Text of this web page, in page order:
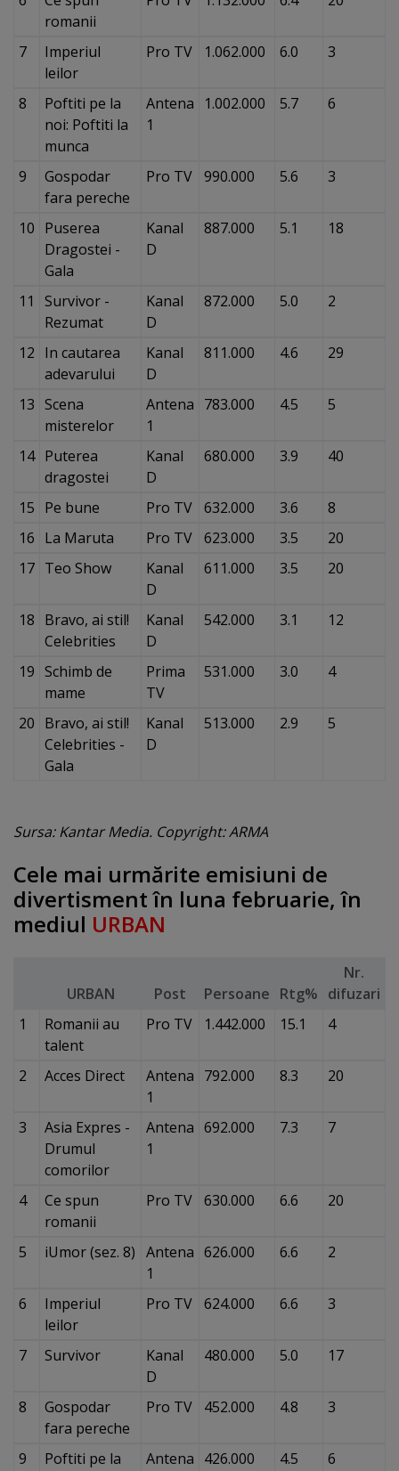
romanii
7
Imperiul
leilor
Pro TV 1.062.000 6.0 3
8
Poftiti pe la
noi: Poftiti la
munca
Antena
1
1.002.000 5.7 6
9
Gospodar
fara pereche
Pro TV 990.000 5.6 3
10 Puserea
Dragostei -
Gala
Kanal
D
887.000 5.1 18
11
Survivor -
Rezumat
Kanal
D
872.000 5.0 2
12 In cautarea
adevarului
Kanal
D
811.000 4.6 29
13 Scena
misterelor
Antena
1
783.000 4.5 5
14 Puterea
dragostei
Kanal
D
680.000 3.9 40
15 Pe bune Pro TV 632.000 3.6
8
16 La Maruta Pro TV 623.000 3.5
20
17 Teo Show
Kanal
D
611.000 3.5 20
18 Bravo, ai stil!
Celebrities
Kanal
D
542.000 3.1 12
19 Schimb de
mame
Prima
TV
531.000 3.0 4
20 Bravo, ai stil!
Celebrities -
Gala
Kanal
D
513.000 2.9 5
Sursa: Kantar Media. Copyright: ARMA
Cele mai urmărite emisiuni de
divertisment în luna februarie, în
mediul URBAN
URBAN Post Persoane Rtg%
Nr.
difuzari
1
Romanii au
talent
Pro TV 1.442.000 15.1 4
2 Acces Direct
Antena
1
792.000 8.3 20
3
Asia Expres -
Drumul
comorilor
Antena
1
692.000 7.3 7
4
Ce spun
romanii
Pro TV 630.000 6.6 20
5 iUmor (sez. 8) Antena
1
626.000 6.6 2
6
Imperiul
leilor
Pro TV 624.000 6.6 3
7 Survivor
Kanal
D
480.000 5.0 17
8
Gospodar
fara pereche
Pro TV 452.000 4.8 3
9
Poftiti pe la
Antena 426.000 4.5 6